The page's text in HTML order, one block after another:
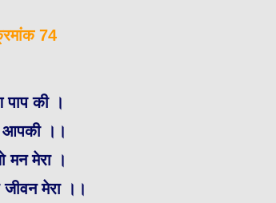
74
की ।
।।
मन मेरा ।
मेरा ।।